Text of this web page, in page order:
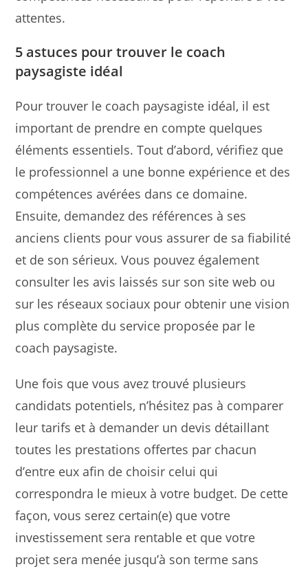
attentes.
5 astuces pour trouver le coach
paysagiste idéal
Pour trouver le coach paysagiste idéal, il est
important de prendre en compte quelques
éléments essentiels. Tout d’abord, vérifiez que
le professionnel a une bonne expérience et des
compétences avérées dans ce domaine.
Ensuite, demandez des références à ses
anciens clients pour vous assurer de sa fiabilité
et de son sérieux. Vous pouvez également
consulter les avis laissés sur son site web ou
sur les réseaux sociaux pour obtenir une vision
plus complète du service proposée par le
coach paysagiste.
Une fois que vous avez trouvé plusieurs
candidats potentiels, n’hésitez pas à comparer
leur tarifs et à demander un devis détaillant
toutes les prestations offertes par chacun
d’entre eux afin de choisir celui qui
correspondra le mieux à votre budget. De cette
façon, vous serez certain(e) que votre
investissement sera rentable et que votre
projet sera menée jusqu’à son terme sans